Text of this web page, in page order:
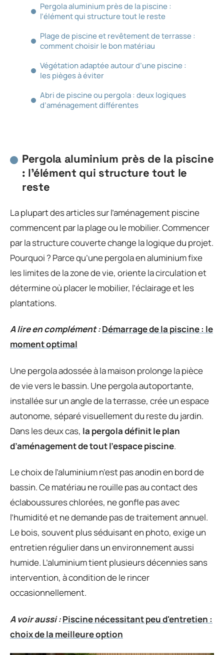
Pergola aluminium près de la piscine :
l’élément qui structure tout le reste
Plage de piscine et revêtement de terrasse :
comment choisir le bon matériau
Végétation adaptée autour d’une piscine :
les pièges à éviter
Abri de piscine ou pergola : deux logiques
d’aménagement différentes
Pergola aluminium près de la piscine
: l’élément qui structure tout le
reste
La plupart des articles sur l’aménagement piscine
commencent par la plage ou le mobilier. Commencer
par la structure couverte change la logique du projet.
Pourquoi ? Parce qu’une pergola en aluminium fixe
les limites de la zone de vie, oriente la circulation et
détermine où placer le mobilier, l’éclairage et les
plantations.
A lire en complément :Démarrage de la piscine : le
moment optimal
Une pergola adossée à la maison prolonge la pièce
de vie vers le bassin. Une pergola autoportante,
installée sur un angle de la terrasse, crée un espace
autonome, séparé visuellement du reste du jardin.
Dans les deux cas, la pergola définit le plan
d’aménagement de tout l’espace piscine.
Le choix de l’aluminium n’est pas anodin en bord de
bassin. Ce matériau ne rouille pas au contact des
éclaboussures chlorées, ne gonfle pas avec
l’humidité et ne demande pas de traitement annuel.
Le bois, souvent plus séduisant en photo, exige un
entretien régulier dans un environnement aussi
humide. L’aluminium tient plusieurs décennies sans
intervention, à condition de le rincer
occasionnellement.
A voir aussi :Piscine nécessitant peu d'entretien :
choix de la meilleure option